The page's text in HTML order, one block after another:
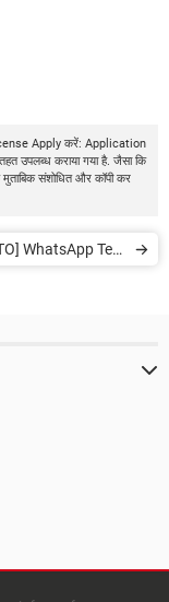
Apply करें: Application
उपलब्ध कराया गया है. जैसा कि
संशोधित और कॉपी कर
WhatsApp Text